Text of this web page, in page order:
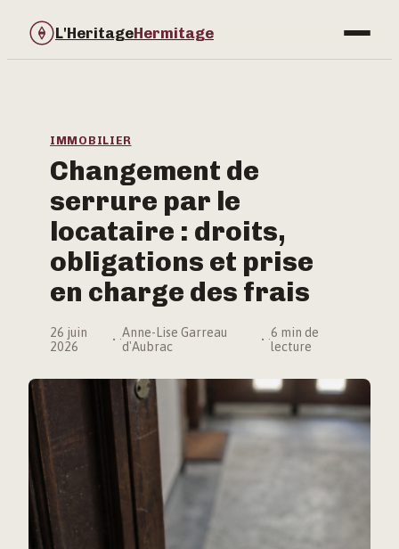
L'HeritageHermitage
Immobilier
Jardinage
Maison & Déco
IMMOBILIER
Changement de
serrure par le
locataire : droits,
obligations et prise
en charge des frais
26 juin
2026
·Anne-Lise Garreau
d'Aubrac
·6 min de
lecture